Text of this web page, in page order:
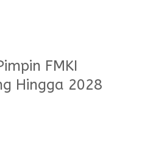
FMKI
Hingga 2028